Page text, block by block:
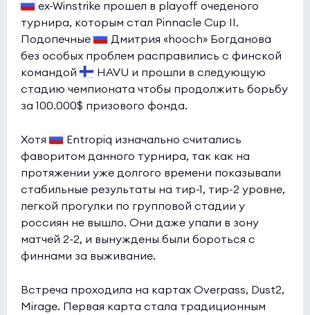
6666 1
ex-Winstrike прошел в playoff очеденого
турнира, которым стал Pinnacle Cup II.
Подопечные
Дмитрия «hooch» Богданова
без особых проблем расправились с финской
командой
HAVU и прошли в следующую
стадию чемпионата чтобы продолжить борьбу
за 100.000$ призового фонда.
Хотя
Entropiq изначально считались
фаворитом данного турнира, так как на
протяжении уже долгого времени показывали
стабильные результаты на тир-1, тир-2 уровне,
легкой прогулки по групповой стадии у
россиян не вышло. Они даже упали в зону
матчей 2-2, и вынуждены были бороться с
финнами за выживание.
Встреча проходила на картах Overpass, Dust2,
Mirage. Первая карта стала традиционным